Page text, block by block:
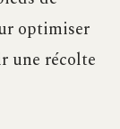
optimiser
une récolte